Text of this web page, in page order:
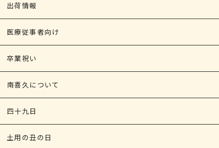
出荷情報
医療従事者向け
卒業祝い
南喜久について
四十九日
土用の丑の日